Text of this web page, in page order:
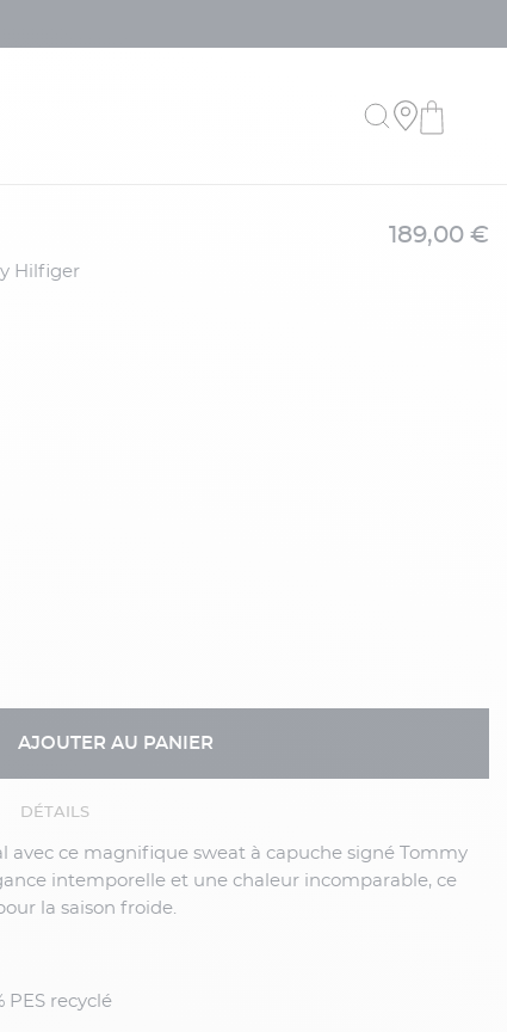
189,00 €
AJOUTER AU PANIER
DÉTAILS
intemporelle et une chaleur incomparable, ce
la saison froide.
PES recyclé